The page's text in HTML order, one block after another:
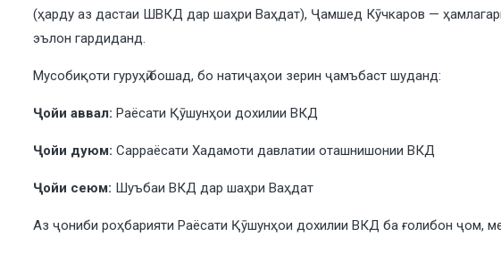
(ҳарду аз дастаи ШВКД дар шаҳри Ваҳдат), Ҷамшед Кӯчкаров —
эълон гардиданд.
Мусобиқоти гуруҳӣ бошад, бо натиҷаҳои зерин ҷамъбаст шуданд:
Ҷойи аввал: Раёсати Қӯшунҳои дохилии ВКД
Ҷойи дуюм: Сарраёсати Хадамоти давлатии оташнишонии ВКД
Ҷойи сеюм: Шуъбаи ВКД дар шаҳри Ваҳдат
Аз ҷониби роҳбарияти Раёсати Қӯшунҳои дохилии ВКД ба ғолибон ҷом,